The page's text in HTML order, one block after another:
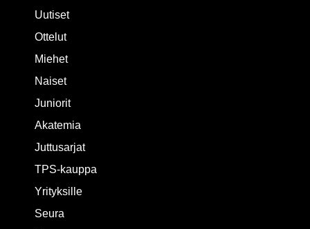
Uutiset
Ottelut
Miehet
Naiset
Juniorit
Akatemia
Juttusarjat
TPS-kauppa
Yrityksille
Seura